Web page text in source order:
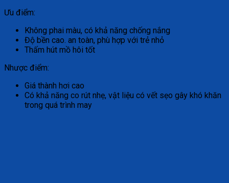
Ưu điểm:
Không phai màu, có khả năng chống nắng
Độ bền cao. an toàn, phù hợp với trẻ nhỏ
Thấm hút mồ hôi tốt
Nhược điểm:
Giá thành hơi cao
Có khả năng co rút nhẹ, vật liệu có vết sẹo gây khó khăn
trong quá trình may